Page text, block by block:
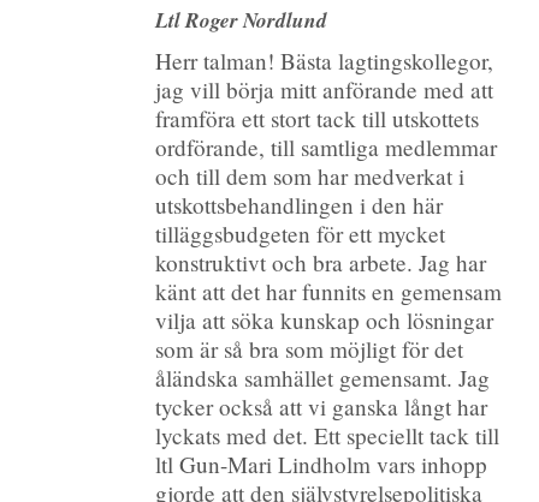
Ltl Roger Nordlund
Herr talman! Bästa lagtingskollegor,
jag vill börja mitt anförande med att
framföra ett stort tack till utskottets
ordförande, till samtliga medlemmar
och till dem som har medverkat i
utskottsbehandlingen i den här
tilläggsbudgeten för ett mycket
konstruktivt och bra arbete.Jag har
känt att det har funnits en gemensam
vilja att söka kunskap och lösningar
som är så bra som möjligt för det
åländska samhället gemensamt. Jag
tycker också att vi ganska långt har
lyckats med det. Ett speciellt tack till
ltl Gun-Mari Lindholm vars inhopp
gjorde att den självstyrelsepolitiska